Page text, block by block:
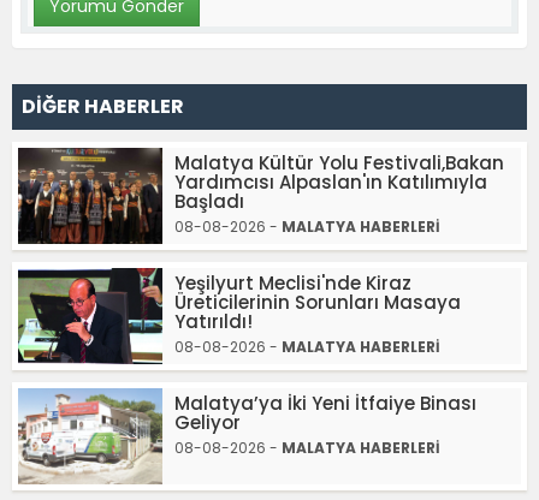
DİĞER HABERLER
Malatya Kültür Yolu Festivali,Bakan
Yardımcısı Alpaslan'ın Katılımıyla
Başladı
08-08-2026 - MALATYA HABERLERİ
Yeşilyurt Meclisi'nde Kiraz
Üreticilerinin Sorunları Masaya
Yatırıldı!
08-08-2026 - MALATYA HABERLERİ
Malatya’ya İki Yeni İtfaiye Binası
Geliyor
08-08-2026 - MALATYA HABERLERİ